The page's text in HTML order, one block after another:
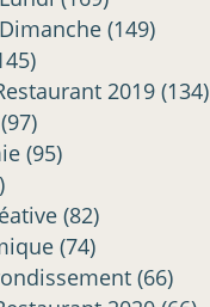
(149)
2019 (134)
(97)
(95)
(82)
(74)
(66)